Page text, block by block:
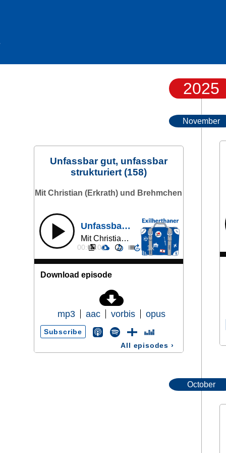
2025
November
Unfassbar gut, unfassbar
strukturiert (158)
Mit Christian (Erkrath) und Brehmchen
Unfassbar gut, unfassbar strukturiert (158)
Mit Christian (Erkrath) und Brehmchen
00:00:00
Download episode
mp3 aac vorbis opus
Subscribe
All episodes ›
October